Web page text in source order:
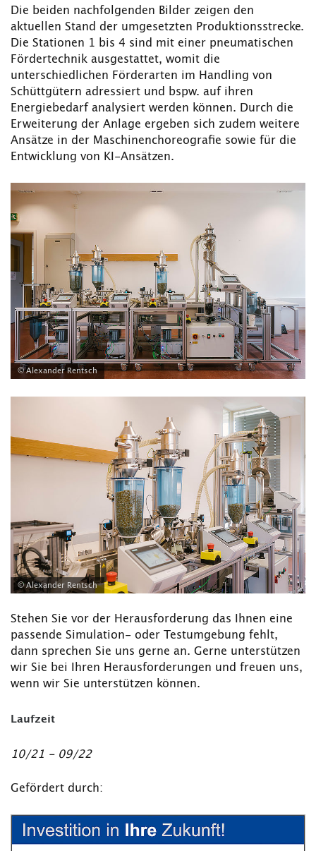
Die beiden nachfolgenden Bilder zeigen den
aktuellen Stand der umgesetzten Produktionsstrecke.
Die Stationen 1 bis 4 sind mit einer pneumatischen
Fördertechnik ausgestattet, womit die
unterschiedlichen Förderarten im Handling von
Schüttgütern adressiert und bspw. auf ihren
Energiebedarf analysiert werden können. Durch die
Erweiterung der Anlage ergeben sich zudem weitere
Ansätze in der Maschinenchoreografie sowie für die
Entwicklung von KI-Ansätzen.
© Alexander Rentsch
© Alexander Rentsch
Stehen Sie vor der Herausforderung das Ihnen eine
passende Simulation- oder Testumgebung fehlt,
dann sprechen Sie uns gerne an. Gerne unterstützen
wir Sie bei Ihren Herausforderungen und freuen uns,
wenn wir Sie unterstützen können.
Laufzeit
10/21 - 09/22
Gefördert durch: